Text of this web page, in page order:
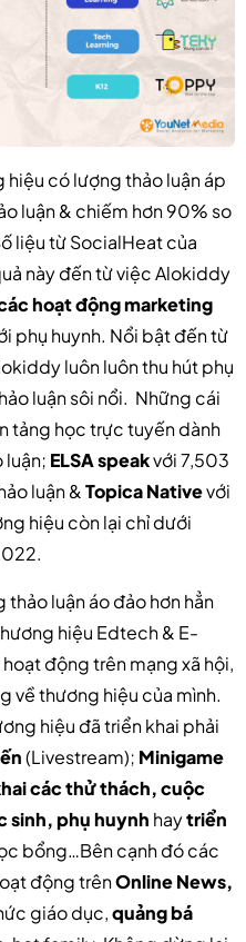
hiệu có lượng thảo luận áp
luận & chiếm hơn 90% so
liệu từ SocialHeat của
này đến từ việc Alokiddy
hoạt động marketing
phụ huynh. Nổi bật đến từ
luôn luôn thu hút phụ
luận sôi nổi. Những cái
tảng học trực tuyến dành
luận; ELSA speakvới 7,503
luận &Topica Nativevới
hiệu còn lại chỉ dưới
luận áo đảo hơn hẳn
hiệu Edtech & E-
động trên mạng xã hội,
về thương hiệu của mình.
hiệu đã triển khai phải
(Livestream); Minigame
các thử thách, cuộc
sinh, phụ huynh haytriển
bổng…Bên cạnh đó các
động trênOnline News,
giáo dục,quảng bá